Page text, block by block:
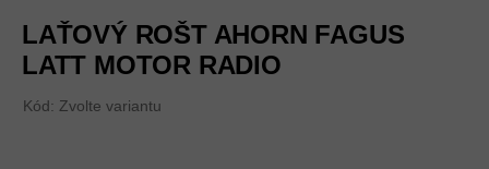
LAŤOVÝ ROŠT AHORN FAGUS
LATT MOTOR RADIO
Kód: Zvolte variantu